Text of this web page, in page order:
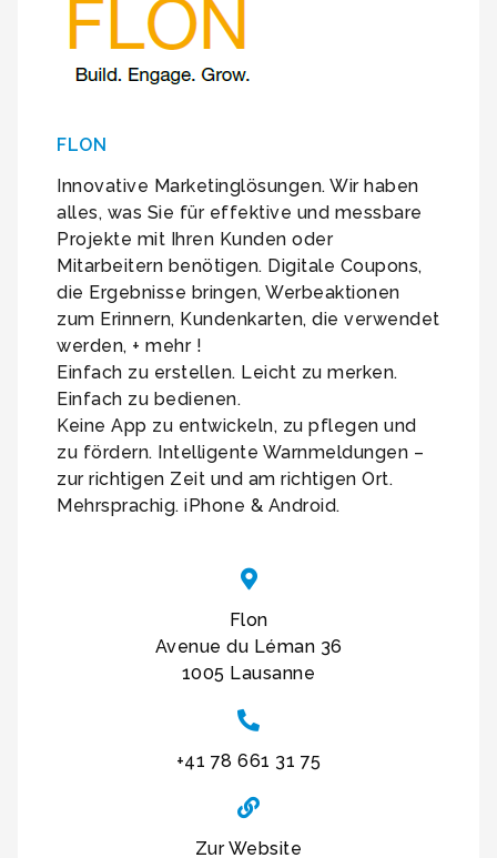
FLON
Innovative Marketinglösungen. Wir haben
alles, was Sie für effektive und messbare
Projekte mit Ihren Kunden oder
Mitarbeitern benötigen. Digitale Coupons,
die Ergebnisse bringen, Werbeaktionen
zum Erinnern, Kundenkarten, die verwendet
werden, + mehr !
Einfach zu erstellen. Leicht zu merken.
Einfach zu bedienen.
Keine App zu entwickeln, zu pflegen und
zu fördern. Intelligente Warnmeldungen –
zur richtigen Zeit und am richtigen Ort.
Mehrsprachig. iPhone & Android.
Flon
Avenue du Léman 36
1005 Lausanne
+41 78 661 31 75
Zur Website